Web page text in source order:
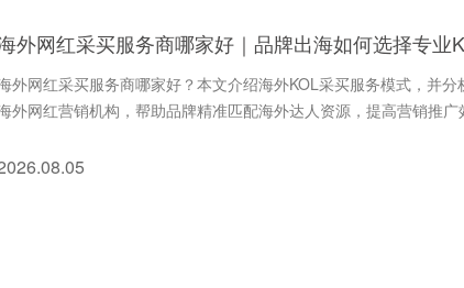
外网红采买服务商哪家好｜品牌出海如何选择专业
外网红采买服务商哪家好？本文介绍海外KOL采买服务模式，并分
外网红营销机构，帮助品牌精准匹配海外达人资源，提高营销推广